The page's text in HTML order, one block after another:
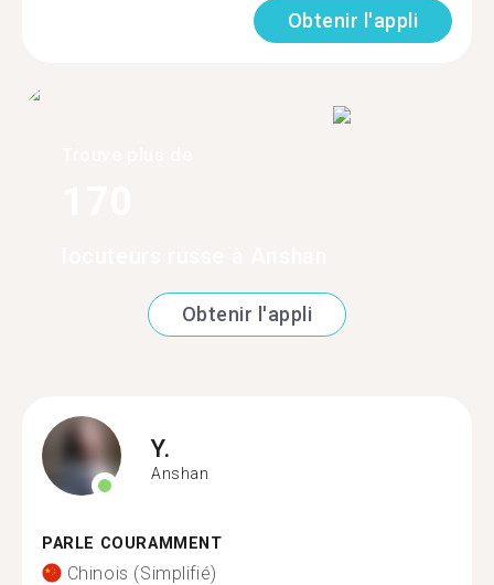
Obtenir l'appli
Obtenir l'appli
Y.
Anshan
PARLE COURAMMENT
Chinois (Simplifié)